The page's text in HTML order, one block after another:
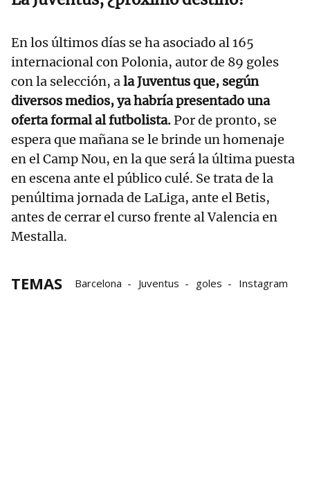
En los últimos días se ha asociado al 165
internacional con Polonia, autor de 89 goles
con la selección, ala Juventus que, según
diversos medios, ya habría presentado una
oferta formal al futbolista.Por de pronto, se
espera que mañana se le brinde un homenaje
en el Camp Nou, en la que será la última puesta
en escena ante el público culé. Se trata de la
penúltima jornada de LaLiga, ante el Betis,
antes de cerrar el curso frente al Valencia en
Mestalla.
TEMAS Barcelona Juventus goles Instagram